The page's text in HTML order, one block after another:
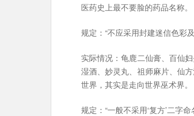
医药史上最不要脸的药品名称。
规定：“不应采用封建迷信色彩
实际情况：龟鹿二仙膏、百仙
湿酒、妙灵丸、祖师麻片、仙
世界，其实是走向世界巫术界。
规定：“一般不采用‘复方’二字